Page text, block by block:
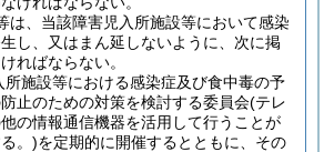
は、当該障害児入所施設等において感染
し、又はまん延しないように、次に掲
ればならない。
所施設等における感染症及び食中毒の予
止のための対策を検討する委員会(テレ
の情報通信機器を活用して行うことが
。)を定期的に開催するとともに、その